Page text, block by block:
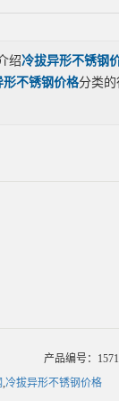
绍冷拔异形不锈钢
形不锈钢价格分类的
产品编号：
,冷拔异形不锈钢价格